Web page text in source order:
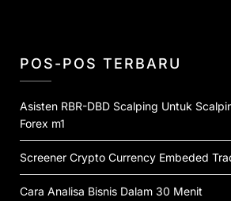
POS-POS TERBARU
Asisten RBR-DBD Scalping Untuk
Forex m1
Screener Crypto Currency Embeded
Cara Analisa Bisnis Dalam 30 Menit